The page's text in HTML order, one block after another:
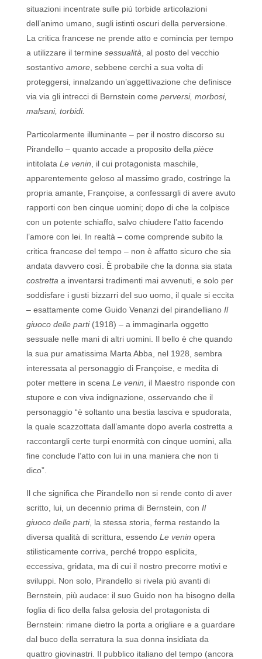
situazioni incentrate sulle più torbide articolazioni
dell’animo umano, sugli istinti oscuri della perversione.
La critica francese ne prende atto e comincia per tempo
a utilizzare il termine sessualità, al posto del vecchio
sostantivo amore, sebbene cerchi a sua volta di
proteggersi, innalzando un’aggettivazione che definisce
via via gli intrecci di Bernstein come perversi, morbosi,
malsani, torbidi.
Particolarmente illuminante – per il nostro discorso su
Pirandello – quanto accade a proposito della pièce
intitolata Le venin , il cui protagonista maschile,
apparentemente geloso al massimo grado, costringe la
propria amante, Françoise, a confessargli di avere avuto
rapporti con ben cinque uomini; dopo di che la colpisce
con un potente schiaffo, salvo chiudere l’atto facendo
l’amore con lei. In realtà – come comprende subito la
critica francese del tempo – non è affatto sicuro che sia
andata davvero così. È probabile che la donna sia stata
costretta a inventarsi tradimenti mai avvenuti, e solo per
soddisfare i gusti bizzarri del suo uomo, il quale si eccita
– esattamente come Guido Venanzi del pirandelliano Il
giuoco delle parti (1918) – a immaginarla oggetto
sessuale nelle mani di altri uomini. Il bello è che quando
la sua pur amatissima Marta Abba, nel 1928, sembra
interessata al personaggio di Françoise, e medita di
poter mettere in scena Le venin , il Maestro risponde con
stupore e con viva indignazione, osservando che il
personaggio “è soltanto una bestia lasciva e spudorata,
la quale scazzottata dall’amante dopo averla costretta a
raccontargli certe turpi enormità con cinque uomini, alla
fine conclude l’atto con lui in una maniera che non ti
dico”.
Il che significa che Pirandello non si rende conto di aver
scritto, lui, un decennio prima di Bernstein, con Il
giuoco delle parti, la stessa storia, ferma restando la
diversa qualità di scrittura, essendo Le venin opera
stilisticamente corriva, perché troppo esplicita,
eccessiva, gridata, ma di cui il nostro precorre motivi e
sviluppi. Non solo, Pirandello si rivela più avanti di
Bernstein, più audace: il suo Guido non ha bisogno della
foglia di fico della falsa gelosia del protagonista di
Bernstein: rimane dietro la porta a origliare e a guardare
dal buco della serratura la sua donna insidiata da
quattro giovinastri. Il pubblico italiano del tempo (ancora